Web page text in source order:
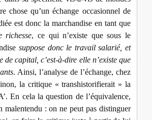
chose qu’un échange occasionnel de
est donc la marchandise en tant que
richesse, ce qui n’existe que sous le
suppose donc le travail salarié, et
capital, c’est-à-dire elle n’existe que
. Ainsi, l’analyse de l’échange, chez
la critique « transhistorifierait » la
En cela la question de l’équivalence,
malentendu : on ne peut pas distinguer